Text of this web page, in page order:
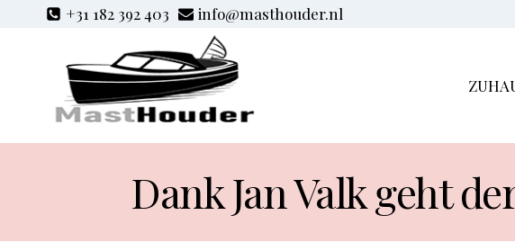
+31 182 392 403 info@masthouder.nl
Dank Jan Valk geht